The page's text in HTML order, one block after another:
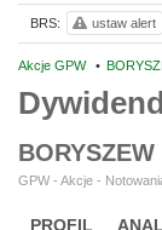
Akcje GPW •
GPW - Akcje -
PROFIL
BRS: ustaw alert
2